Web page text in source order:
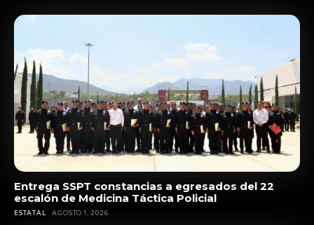
Entrega SSPT constancias a egresados del 22
escalón de Medicina Táctica Policial
ESTATAL AGOSTO 1, 2026